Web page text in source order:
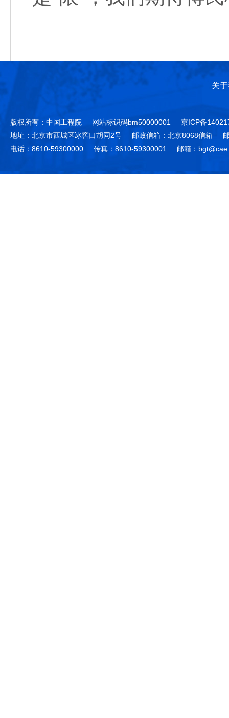
关
版权所有：中国工程院 网站标识码bm50000001
京ICP备
地址：北京市西城区冰窖口胡同2号
邮政信箱：北京8068信箱
电话：8610-59300000
传真：8610-59300001 邮箱：